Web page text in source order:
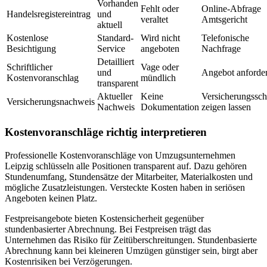
Handelsregistereintrag
Vorhanden
und
aktuell
Fehlt oder
veraltet
Online-Abfrage
Amtsgericht
Kostenlose
Besichtigung
Standard-
Service
Wird nicht
angeboten
Telefonische
Nachfrage
Schriftlicher
Kostenvoranschlag
Detailliert
und
transparent
Vage oder
mündlich
Angebot
Versicherungsnachweis
Aktueller
Nachweis
Keine
Dokumentation zeigen lassen
Kostenvoranschläge richtig interpretieren
Professionelle Kostenvoranschläge von Umzugsunternehmen
Leipzig schlüsseln alle Positionen transparent auf. Dazu gehören
Stundenumfang, Stundensätze der Mitarbeiter, Materialkosten und
mögliche Zusatzleistungen. Versteckte Kosten haben in seriösen
Angeboten keinen Platz.
Festpreisangebote bieten Kostensicherheit gegenüber
stundenbasierter Abrechnung. Bei Festpreisen trägt das
Unternehmen das Risiko für Zeitüberschreitungen. Stundenbasierte
Abrechnung kann bei kleineren Umzügen günstiger sein, birgt aber
Kostenrisiken bei Verzögerungen.